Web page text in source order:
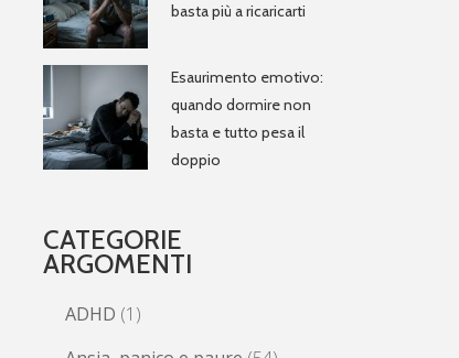
basta più a ricaricarti
Esaurimento emotivo:
quando dormire non
basta e tutto pesa il
doppio
CATEGORIE
ARGOMENTI
ADHD (1)